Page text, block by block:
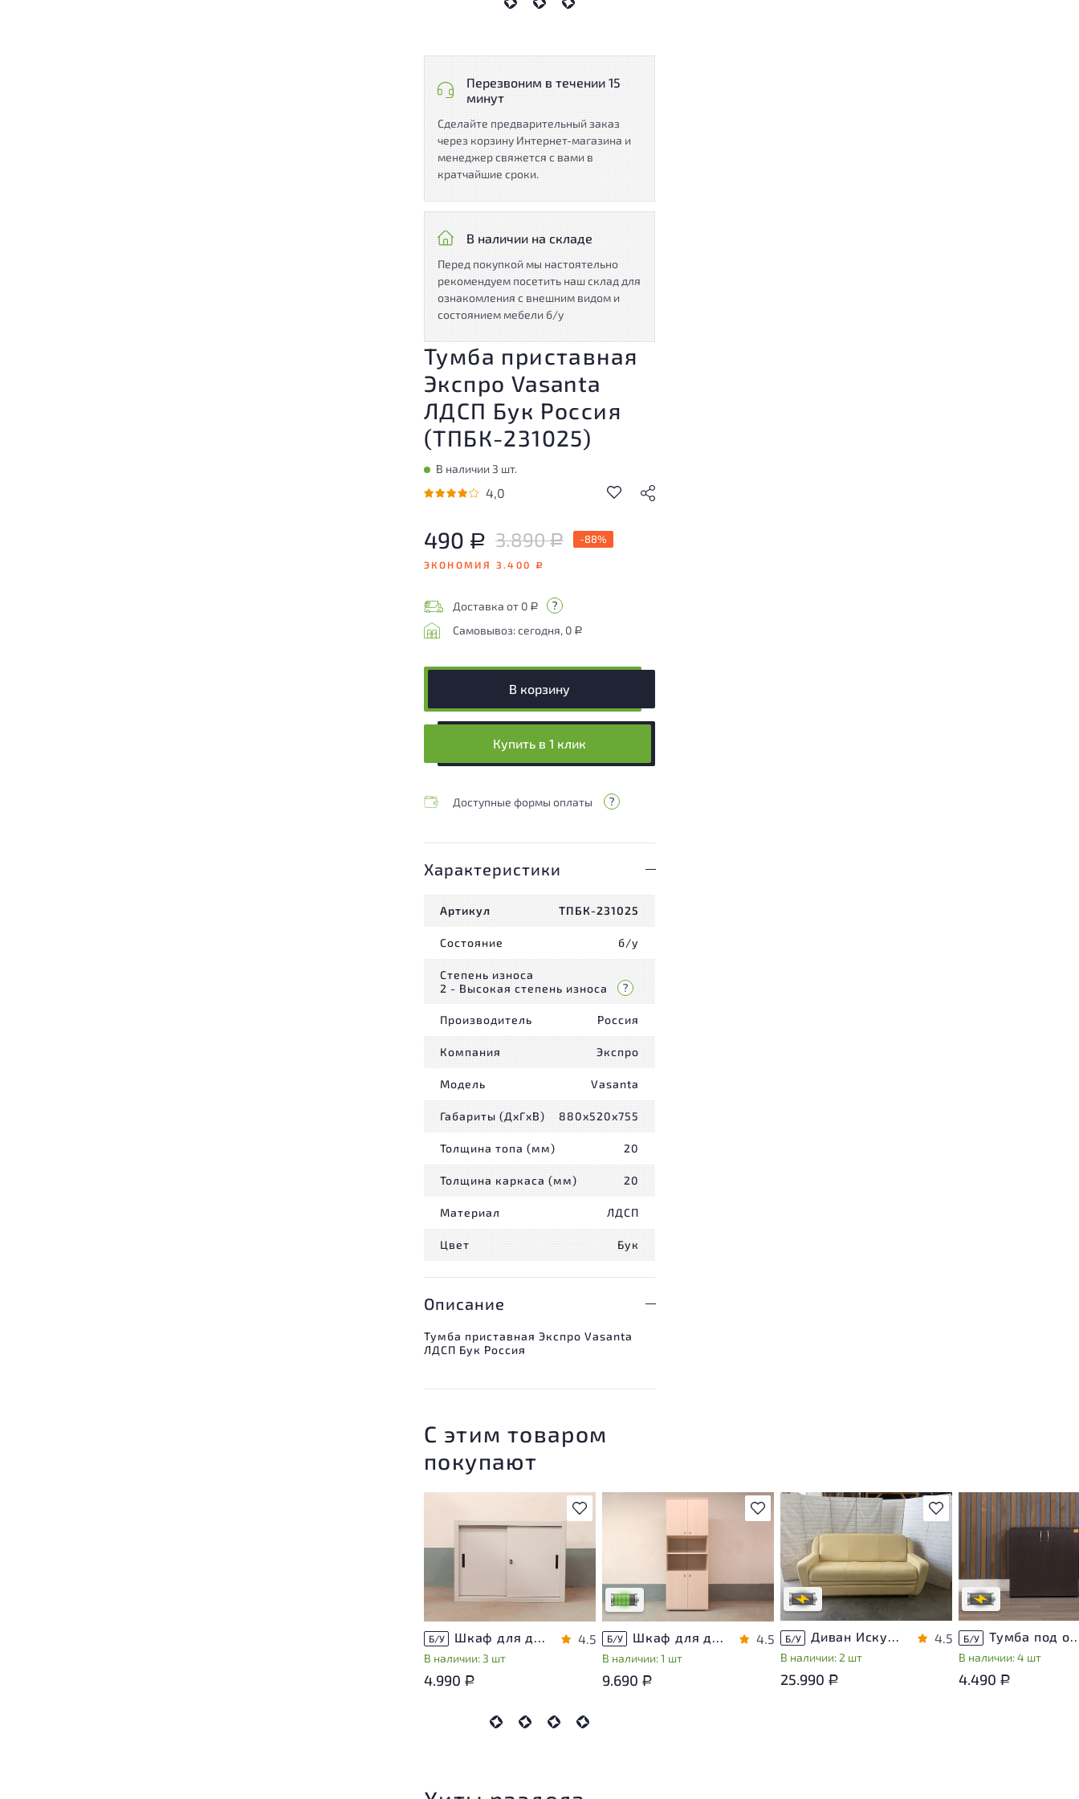
Перезвоним в течении 15
минут
Сделайте предварительный заказ
через корзину Интернет-магазина и
менеджер свяжется с вами в
кратчайшие сроки.
В наличии на складе
Перед покупкой мы настоятельно
рекомендуем посетить наш склад для
ознакомления с внешним видом и
состоянием мебели б/у
Тумба приставная
Экспро Vasanta
ЛДСП Бук Россия
(ТПБК-231025)
В наличии 3 шт.
4,0
490 Р 3.890Р -88%
ЭКОНОМИЯ 3.400 Р
Доставка от 0 Р
Самовывоз: сегодня, 0 Р
В корзину
Купить в 1 клик
Доступные формы оплаты
Характеристики
Артикул ТПБК-231025
Состояние б/у
Степень износа
2 - Высокая степень износа
Производитель Россия
Компания Экспро
Модель Vasanta
Габариты (ДxГxВ) 880x520x755
Толщина топа (мм) 20
Толщина каркаса (мм) 20
Материал ЛДСП
Цвет Бук
Описание
Тумба приставная Экспро Vasanta
ЛДСП Бук Россия
С этим товаром
покупают
В избранное
Б/У Шкаф для документов Металл
В наличии: 3 шт
4.5
4.990 Р
В избранное
незначительные следы
эксплуатации, не влияющие
использования
Низкая степень износа
Б/У Шкаф для документов Vasanta ЛДСП Дуб Россия
В наличии: 1 шт
4.5
9.690 Р
В избранное
Степень износа находится на
стадии проверки. Вы можете
уточнить дополнительную
информацию у сотрудников
магазина
В обработке
Б/У Диван Искусственная кожа Бежевый
В наличии: 2 шт
4.5
25.990 Р
Степень износа
стадии проверки. Вы
информацию у
В обработке
Б/У Тумба под
В наличии: 4 шт
4.490 Р